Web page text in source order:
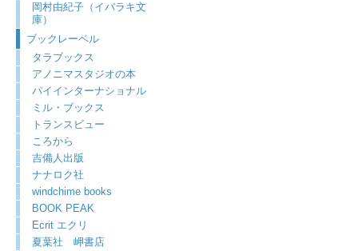
岡村由紀子（イバラキ文
庫）
ブックレーベル
タラブックス
アノニマスタジオの本
パイインターナショナル
ミル・ブックス
トランスビュー
ころから
吉備人出版
ナナロク社
windchime books
BOOK PEAK
Ecrit エクリ
夏葉社 岬書店